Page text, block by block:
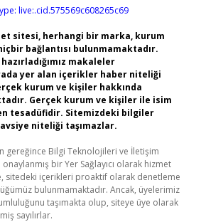
live:.cid.575569c608265c69
sitesi, herhangi bir marka, kurum
bağlantısı bulunmamaktadır.
makaleler
yer alan içerikler haber niteliği
kurum ve kişiler hakkında
Gerçek kurum ve kişiler ile isim
tesadüfidir. Sitemizdeki bilgiler
niteliği taşımazlar.
gereğince Bilgi Teknolojileri ve İletişim
bir Yer Sağlayıcı olarak hizmet
sitedeki içerikleri proaktif olarak denetleme
bulunmamaktadır. Ancak, üyelerimiz
taşımakta olup, siteye üye olarak
sayılırlar.